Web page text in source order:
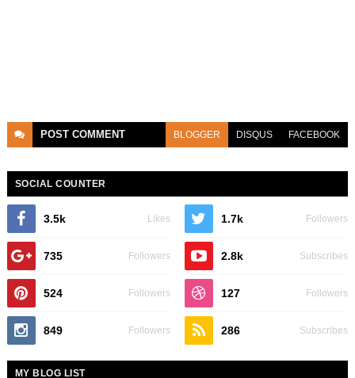
POST COMMENT BLOGGER DISQUS FACEBOOK
SOCIAL COUNTER
3.5k Likes 1.7k Followers
735 Followers 2.8k Subscribes
524 Followers 127 Followers
849 Followers 286 Subscribes
MY BLOG LIST